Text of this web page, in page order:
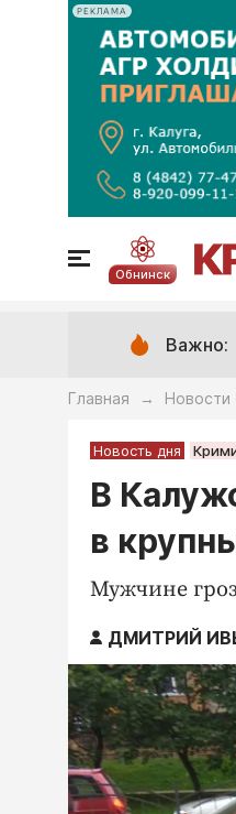
РЕКЛАМА
Обнинск
Важно:
Главная → Новости
Новость дня
В
в
Мужчине
ДМИТРИЙ